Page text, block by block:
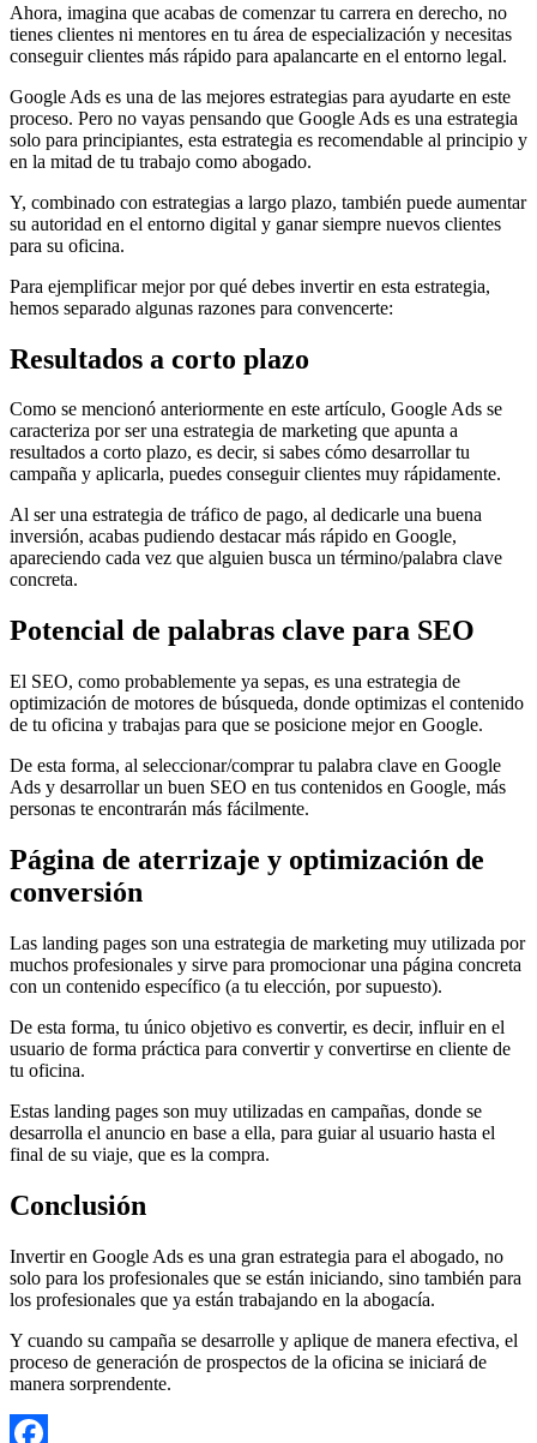
Ahora, imagina que acabas de comenzar tu carrera en derecho, no
tienes clientes ni mentores en tu área de especialización y necesitas
conseguir clientes más rápido para apalancarte en el entorno legal.
Google Ads es una de las mejores estrategias para ayudarte en este
proceso. Pero no vayas pensando que Google Ads es una estrategia
solo para principiantes, esta estrategia es recomendable al principio y
en la mitad de tu trabajo como abogado.
Y, combinado con estrategias a largo plazo, también puede aumentar
su autoridad en el entorno digital y ganar siempre nuevos clientes
para su oficina.
Para ejemplificar mejor por qué debes invertir en esta estrategia,
hemos separado algunas razones para convencerte:
Resultados a corto plazo
Como se mencionó anteriormente en este artículo, Google Ads se
caracteriza por ser una estrategia de marketing que apunta a
resultados a corto plazo, es decir, si sabes cómo desarrollar tu
campaña y aplicarla, puedes conseguir clientes muy rápidamente.
Al ser una estrategia de tráfico de pago, al dedicarle una buena
inversión, acabas pudiendo destacar más rápido en Google,
apareciendo cada vez que alguien busca un término/palabra clave
concreta.
Potencial de palabras clave para SEO
El SEO, como probablemente ya sepas, es una estrategia de
optimización de motores de búsqueda, donde optimizas el contenido
de tu oficina y trabajas para que se posicione mejor en Google.
De esta forma, al seleccionar/comprar tu palabra clave en Google
Ads y desarrollar un buen SEO en tus contenidos en Google, más
personas te encontrarán más fácilmente.
Página de aterrizaje y optimización de
conversión
Las landing pages son una estrategia de marketing muy utilizada por
muchos profesionales y sirve para promocionar una página concreta
con un contenido específico (a tu elección, por supuesto).
De esta forma, tu único objetivo es convertir, es decir, influir en el
usuario de forma práctica para convertir y convertirse en cliente de
tu oficina.
Estas landing pages son muy utilizadas en campañas, donde se
desarrolla el anuncio en base a ella, para guiar al usuario hasta el
final de su viaje, que es la compra.
Conclusión
Invertir en Google Ads es una gran estrategia para el abogado, no
solo para los profesionales que se están iniciando, sino también para
los profesionales que ya están trabajando en la abogacía.
Y cuando su campaña se desarrolle y aplique de manera efectiva, el
proceso de generación de prospectos de la oficina se iniciará de
manera sorprendente.